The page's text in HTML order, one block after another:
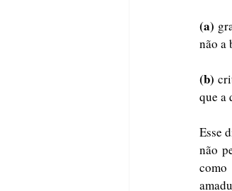
(a)
não a
(b)
que a
Esse
não